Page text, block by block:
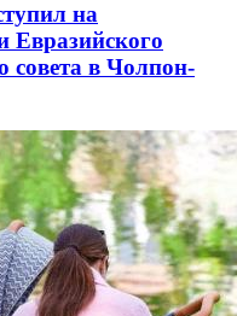
на
Евразийского
совета в Чолпон-